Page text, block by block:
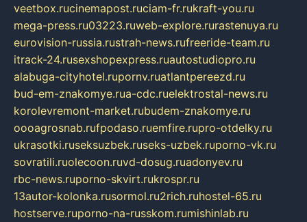
veetbox.rucinemapost.ruciam-fr.rukraft-you.ru
mega-press.ru03223.ruweb-explore.rurastenuya.ru
eurovision-russia.rustrah-news.rufreeride-team.ru
itrack-24.rusexshopexpress.ruautostudiopro.ru
alabuga-cityhotel.rupornv.ruatlantpereezd.ru
bud-em-znakomye.rua-cdc.ruelektrostal-news.ru
korolevremont-market.rubudem-znakomye.ru
oooagrosnab.rufpodaso.ruemfire.rupro-otdelky.ru
ukrasotki.ruseksuzbek.ruseks-uzbek.ruporno-vk.ru
sovratili.ruolecoon.ruvd-dosug.ruadonyev.ru
rbc-news.ruporno-skvirt.rukrospr.ru
13autor-kolonka.rusormol.ru2rich.ruhostel-65.ru
hostserve.ruporno-na-russkom.rumishinlab.ru